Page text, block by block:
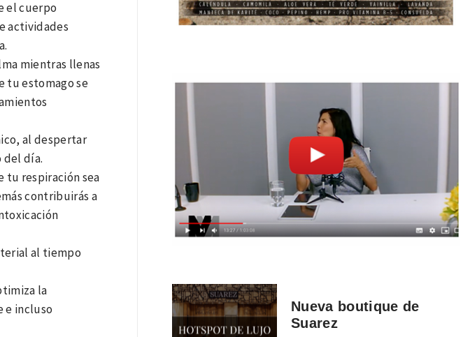
el cuerpo
actividades
mientras llenas
tu estomago se
al despertar
del día.
tu respiración sea
contribuirás a
al tiempo
la
e incluso
Nueva boutique de
Suarez